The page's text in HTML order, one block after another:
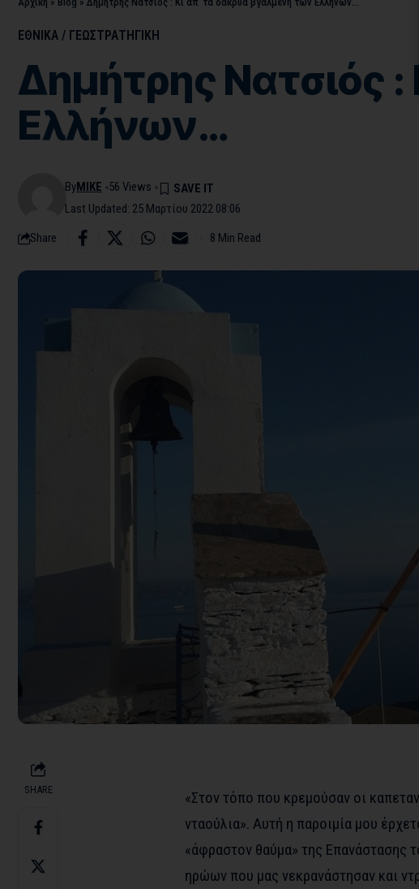
ΕΘΝΙΚΑ / ΓΕΩΣΤΡΑΤHΓΙΚΗ
Δημήτρης Νατσιός
Ελλήνων…
Last Updated: 25 Μαρτίου 2022 08:06
ByMIKE 56 Views
Share 8 Min Read
SHARE
«Στον τόπο που κρεμούσαν οι
νταούλια». Αυτή η παροιμία μου
«άφραστον θαύμα» της Επανάστασης
ηρώων που μας νεκρανάστησαν και